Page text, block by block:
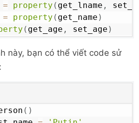
self. __fname
( self, fname :
fname. isalpha () :
f'{self.__fname} {self
= property(get_fname,
= property get_lname
= property ( get_lname ,
= property ( get_name )
( get_age , set_age )
này, bạn có thể viết code sử
( )